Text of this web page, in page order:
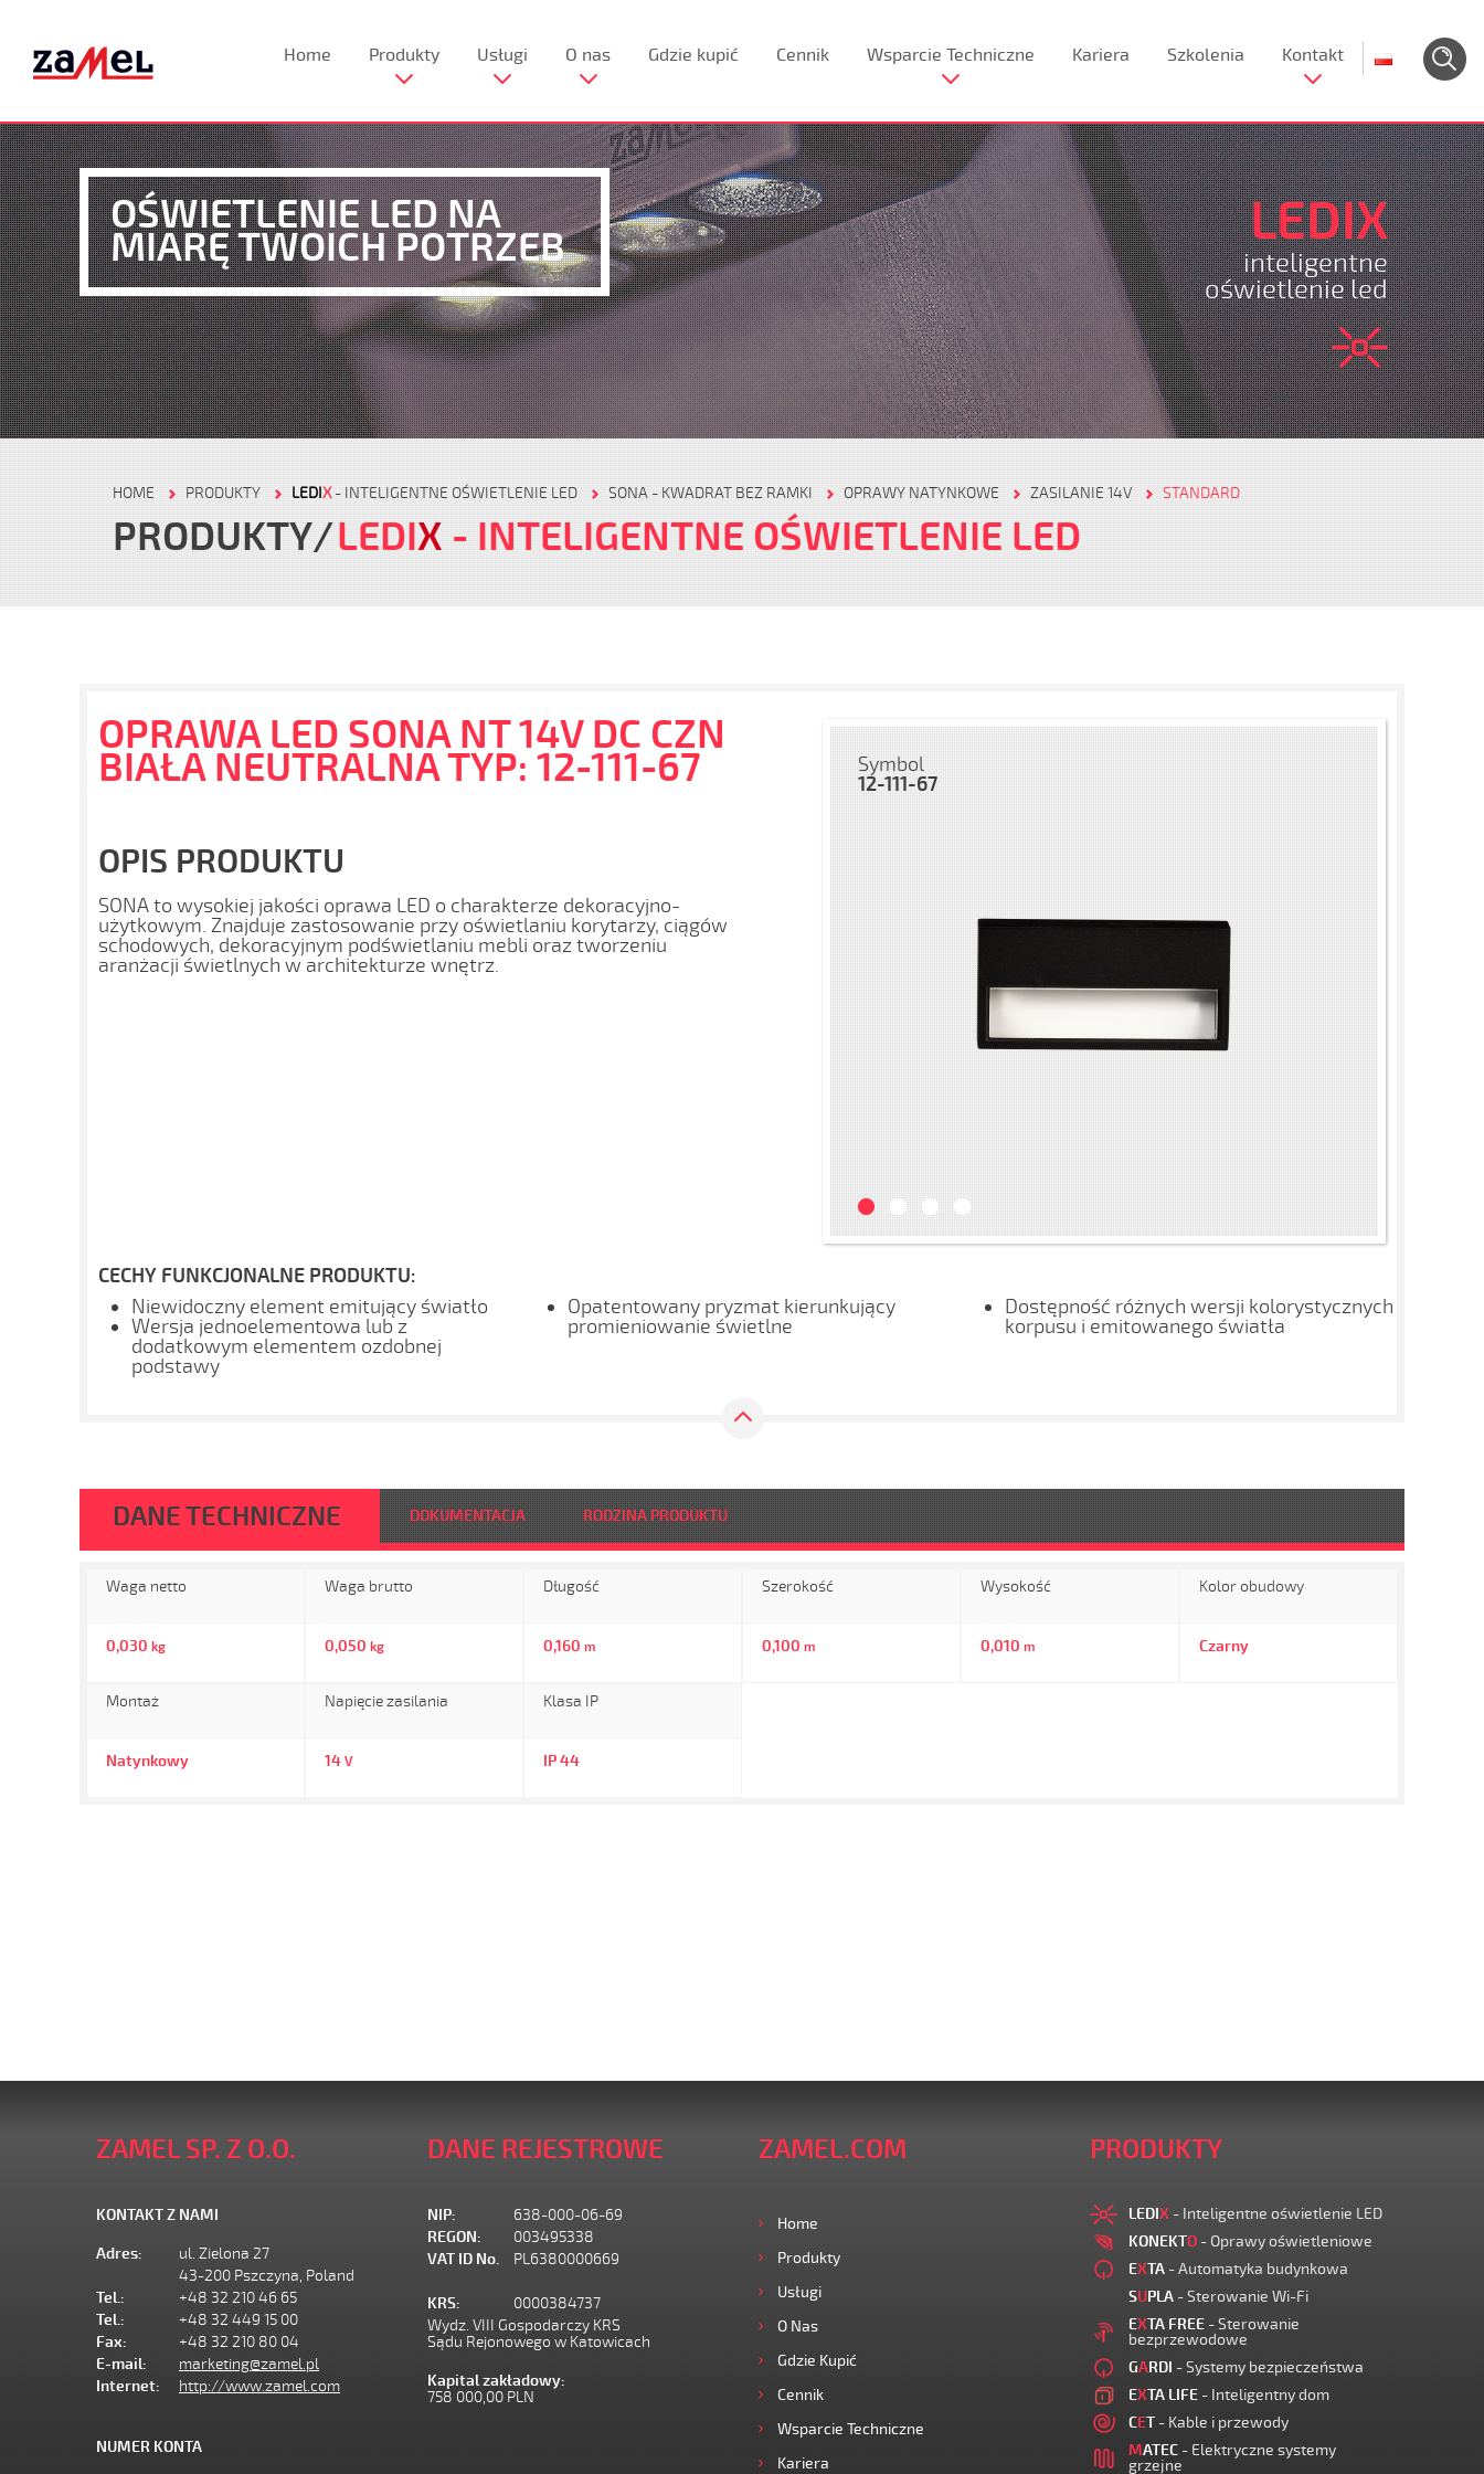
Home Produkty Usługi O nas Gdzie kupić Cennik Wsparcie Techniczne Kariera Szkolenia Kontakt
OŚWIETLENIE LED NA
MIARĘ TWOICH POTRZEB‎ LEDIX
inteligentne
oświetlenie led
HOME PRODUKTY LEDIX- INTELIGENTNE OŚWIETLENIE LED SONA - KWADRAT BEZ RAMKI OPRAWY NATYNKOWE ZASILANIE 14V STANDARD
PRODUKTY LEDIX - INTELIGENTNE OŚWIETLENIE LED
OPRAWA LED SONA NT 14V DC CZN
BIAŁA NEUTRALNA TYP: 12-111-67
OPIS PRODUKTU
SONA to wysokiej jakości oprawa LED o charakterze dekoracyjno-
użytkowym. Znajduje zastosowanie przy oświetlaniu korytarzy, ciągów
schodowych, dekoracyjnym podświetlaniu mebli oraz tworzeniu
aranżacji świetlnych w architekturze wnętrz.
Symbol
12-111-67
CECHY FUNKCJONALNE PRODUKTU:
Niewidoczny element emitujący światło
Wersja jednoelementowa lub z
dodatkowym elementem ozdobnej
podstawy
Opatentowany pryzmat kierunkujący
promieniowanie świetlne
Dostępność różnych wersji kolorystycznych
korpusu i emitowanego światła
DANE TECHNICZNE DOKUMENTACJA RODZINA PRODUKTU
Waga netto
0,030 kg
Waga brutto
0,050 kg
Długość
0,160 m
Szerokość
0,100 m
Wysokość
0,010 m
Kolor obudowy
Czarny
Montaż
Natynkowy
Napięcie zasilania
14 V
Klasa IP
IP 44
ZAMEL SP. Z O.O.
KONTAKT Z NAMI
Adres:
ul. Zielona 27
43-200 Pszczyna, Poland
Tel.:
+48 32 210 46 65
Tel.:
+48 32 449 15 00
Fax:
+48 32 210 80 04
E-mail:
marketing@zamel.pl
Internet:
http://www.zamel.com
NUMER KONTA
DANE REJESTROWE
NIP:
638-000-06-69
REGON:
003495338
VAT ID No.
PL6380000669
KRS:
0000384737
Wydz. VIII Gospodarczy KRS
Sądu Rejonowego w Katowicach
Kapital zakładowy:
758 000,00 PLN
ZAMEL.COM
Home
Produkty
Usługi
O Nas
Gdzie Kupić
Cennik
Wsparcie Techniczne
Kariera
PRODUKTY
LEDIX - Inteligentne oświetlenie LED
KONEKTO - Oprawy oświetleniowe
EXTA - Automatyka budynkowa
SUPLA - Sterowanie Wi-Fi
EXTA FREE - Sterowanie
bezprzewodowe
GARDI - Systemy bezpieczeństwa
EXTA LIFE - Inteligentny dom
CET - Kable i przewody
MATEC - Elektryczne systemy
grzejne